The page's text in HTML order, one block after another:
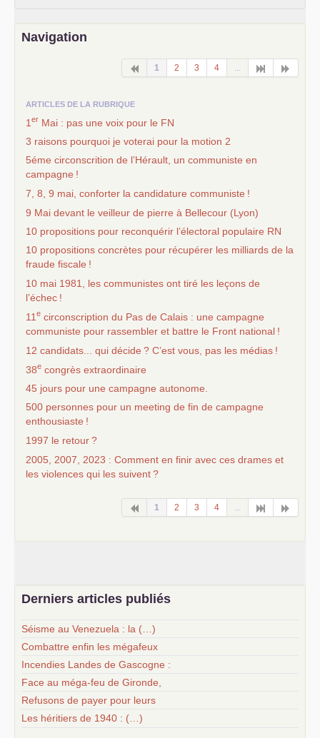
Navigation
1 2 3 4
ARTICLES DE LA RUBRIQUE
1 er Mai : pas une voix pour le FN
3 raisons pourquoi je voterai pour la motion 2
5éme circonscrition de l’Hérault, un communiste en
campagne !
7, 8, 9 mai, conforter la candidature communiste !
9 Mai devant le veilleur de pierre à Bellecour (Lyon)
10 propositions pour reconquérir l’électoral populaire RN
10 propositions concrètes pour récupérer les milliards de la
fraude fiscale !
10 mai 1981, les communistes ont tiré les leçons de
l’échec !
11 e circonscription du Pas de Calais : une campagne
communiste pour rassembler et battre le Front national !
12 candidats... qui décide ? C’est vous, pas les médias !
38e congrès extraordinaire
45 jours pour une campagne autonome.
500 personnes pour un meeting de fin de campagne
enthousiaste !
1997 le retour?
2005, 2007, 2023 : Comment en finir avec ces drames et
les violences qui les suivent?
1 2 3 4
Derniers articles publiés
Séisme au Venezuela : la (…)
Combattre enfin les mégafeux
Incendies Landes de Gascogne :
Face au méga-feu de Gironde,
Refusons de payer pour leurs
Les héritiers de 1940 : (…)